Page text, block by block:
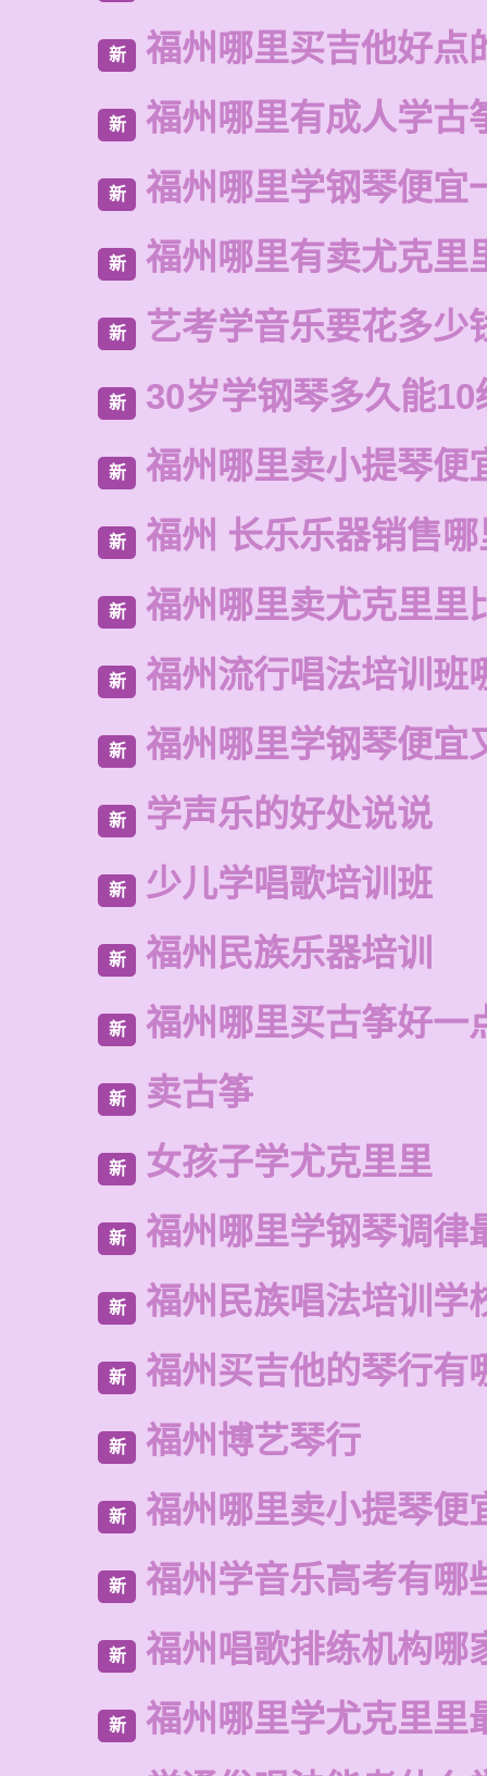
新 福州哪里买吉他好点
新 福州哪里有成人学古
新 福州哪里学钢琴便宜
新 福州哪里有卖尤克里
新 艺考学音乐要花多少
新 30岁学钢琴多久能10
新 福州哪里卖小提琴便
新 福州 长乐乐器销售
新 福州哪里卖尤克里里
新 福州流行唱法培训班
新 福州哪里学钢琴便宜
新 学声乐的好处说说
新 少儿学唱歌培训班
新 福州民族乐器培训
新 福州哪里买古筝好一
新 卖古筝
新 女孩子学尤克里里
新 福州哪里学钢琴调律
新 福州民族唱法培训学
新 福州买吉他的琴行有
新 福州博艺琴行
新 福州哪里卖小提琴便
新 福州学音乐高考有哪
新 福州唱歌排练机构哪
新
福州哪里学尤克里里